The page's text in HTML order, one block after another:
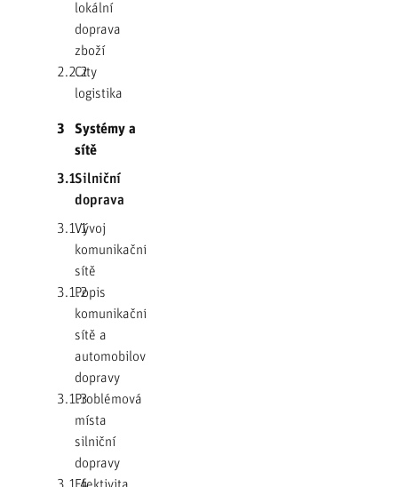
lokální
doprava
zboží
2.2.2
City
logistika
3
Systémy a
sítě
3.1Silniční
doprava
3.1.1Vývoj
komunikační
sítě
3.1.2Popis
komunikační
sítě a
automobilové
dopravy
3.1.3Problémová
místa
silniční
dopravy